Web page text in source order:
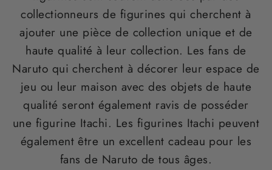
collectionneurs de figurines qui cherchent à
ajouter une pièce de collection unique et de
haute qualité à leur collection. Les fans de
Naruto qui cherchent à décorer leur espace de
jeu ou leur maison avec des objets de haute
qualité seront également ravis de posséder
une figurine Itachi. Les figurines Itachi peuvent
également être un excellent cadeau pour les
fans de Naruto de tous âges.